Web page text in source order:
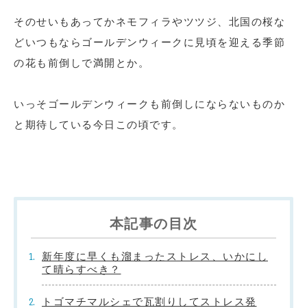
そのせいもあってかネモフィラやツツジ、北国の桜な
どいつもならゴールデンウィークに見頃を迎える季節
の花も前倒しで満開とか。
いっそゴールデンウィークも前倒しにならないものか
と期待している今日この頃です。
本記事の目次
新年度に早くも溜まったストレス、いかにし
て晴らすべき？
トゴマチマルシェで瓦割りしてストレス発